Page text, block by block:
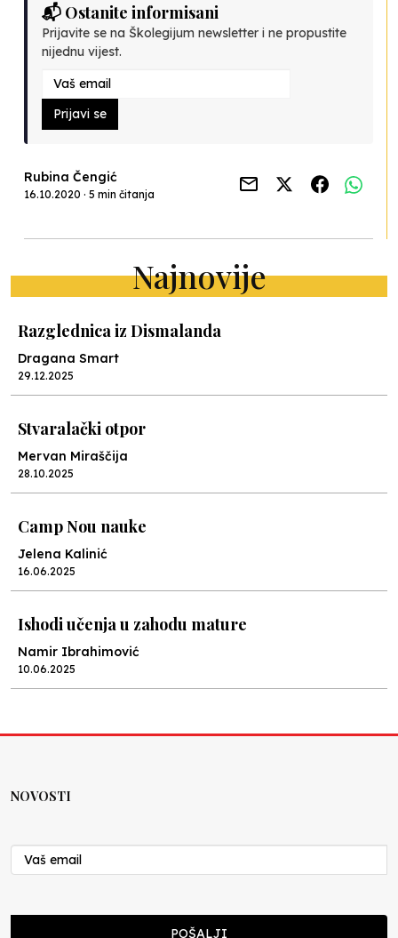
📬 Ostanite informisani
Prijavite se na Školegijum newsletter i ne propustite
nijednu vijest.
Prijavi se
Rubina Čengić
16.10.2020 · 5 min čitanja
Najnovije
Razglednica iz Dismalanda
Dragana Smart
29.12.2025
Stvaralački otpor
Mervan Miraščija
28.10.2025
Camp Nou nauke
Jelena Kalinić
16.06.2025
Ishodi učenja u zahodu mature
Namir Ibrahimović
10.06.2025
Nenad Veličković
29.10.2024
Cuke i djeca
NOVOSTI
POŠALJI